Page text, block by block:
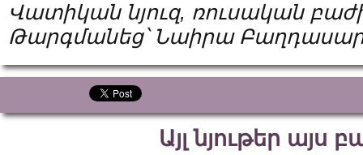
Վատիկան նյուզ, ռուսական
Թարգմանեց՝ Նաիրա
Այլ նյութեր այս